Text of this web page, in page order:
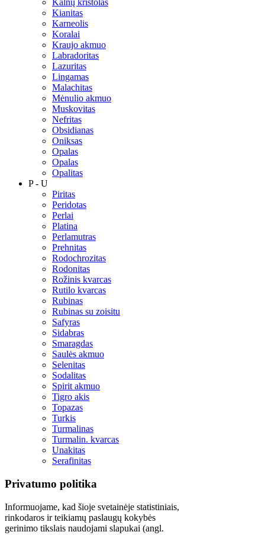
Kalnų krištolas
Kianitas
Karneolis
Koralai
Kraujo akmuo
Labradoritas
Lazuritas
Lingamas
Malachitas
Mėnulio akmuo
Muskovitas
Nefritas
Obsidianas
Oniksas
Opalas
Opalas
Opalitas
P - U
Piritas
Peridotas
Perlai
Platina
Perlamutras
Prehnitas
Rodochrozitas
Rodonitas
Rožinis kvarcas
Rutilo kvarcas
Rubinas
Rubinas su zoisitu
Safyras
Sidabras
Smaragdas
Saulės akmuo
Selenitas
Sodalitas
Spirit akmuo
Tigro akis
Topazas
Turkis
Turmalinas
Turmalin. kvarcas
Unakitas
Serafinitas
Privatumo politika
Informuojame, kad šioje svetainėje statistiniais,
rinkodaros ir teikiamų paslaugų kokybės
gerinimo tikslais naudojami slapukai (angl.